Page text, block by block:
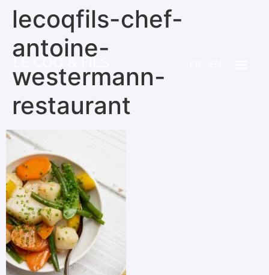
LE COQ & FILS
lecoqfils-chef-
antoine-
westermann-
restaurant